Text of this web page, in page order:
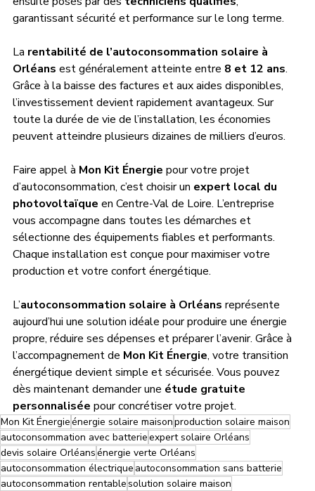
garantissant sécurité et performance sur le long terme.
La rentabilité de l’autoconsommation solaire à
Orléans est généralement atteinte entre 8 et 12 ans.
Grâce à la baisse des factures et aux aides disponibles,
l’investissement devient rapidement avantageux. Sur
toute la durée de vie de l’installation, les économies
peuvent atteindre plusieurs dizaines de milliers d’euros.
Faire appel à Mon Kit Énergie pour votre projet
d’autoconsommation, c’est choisir un expert local du
photovoltaïque en Centre-Val de Loire. L’entreprise
vous accompagne dans toutes les démarches et
sélectionne des équipements fiables et performants.
Chaque installation est conçue pour maximiser votre
production et votre confort énergétique.
L’autoconsommation solaire à Orléans représente
aujourd’hui une solution idéale pour produire une énergie
propre, réduire ses dépenses et préparer l’avenir. Grâce à
l’accompagnement de Mon Kit Énergie, votre transition
énergétique devient simple et sécurisée. Vous pouvez
dès maintenant demander une étude gratuite
personnalisée pour concrétiser votre projet.
Mon Kit Énergieénergie solaire maisonproduction solaire maison
autoconsommation avec batterieexpert solaire Orléans
devis solaire Orléansénergie verte Orléans
autoconsommation électrique autoconsommation sans batterie
autoconsommation rentablesolution solaire maison